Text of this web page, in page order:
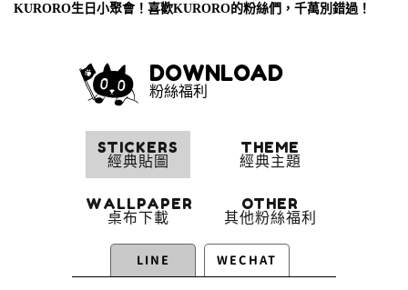
KURORO生日小聚會！喜歡KURORO的粉絲們，千萬別錯過！
DOWNLOAD
粉絲福利
STICKERS
經典貼圖
THEME
經典主題
WALLPAPER
桌布下載
OTHER
其他粉絲福利
LINE WECHAT